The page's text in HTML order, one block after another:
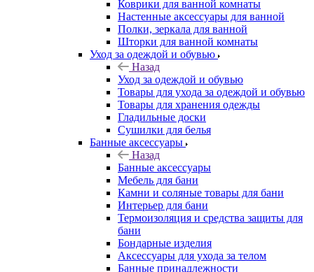
Коврики для ванной комнаты
Настенные аксессуары для ванной
Полки, зеркала для ванной
Шторки для ванной комнаты
Уход за одеждой и обувью
Назад
Уход за одеждой и обувью
Товары для ухода за одеждой и обувью
Товары для хранения одежды
Гладильные доски
Сушилки для белья
Банные аксессуары
Назад
Банные аксессуары
Мебель для бани
Камни и соляные товары для бани
Интерьер для бани
Термоизоляция и средства защиты для
бани
Бондарные изделия
Аксеcсуары для ухода за телом
Банные принадлежности